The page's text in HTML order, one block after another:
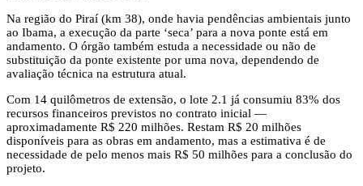
Na região do Piraí (km 38), onde havia pendências ambientais junto
ao Ibama, a execução da parte ‘seca’ para a nova ponte está em
andamento. O órgão também estuda a necessidade ou não de
substituição da ponte existente por uma nova, dependendo de
avaliação técnica na estrutura atual.
Com 14 quilômetros de extensão, o lote 2.1 já consumiu 83% dos
recursos financeiros previstos no contrato inicial —
aproximadamente R$ 220 milhões. Restam R$ 20 milhões
disponíveis para as obras em andamento, mas a estimativa é de
necessidade de pelo menos mais R$ 50 milhões para a conclusão do
projeto.